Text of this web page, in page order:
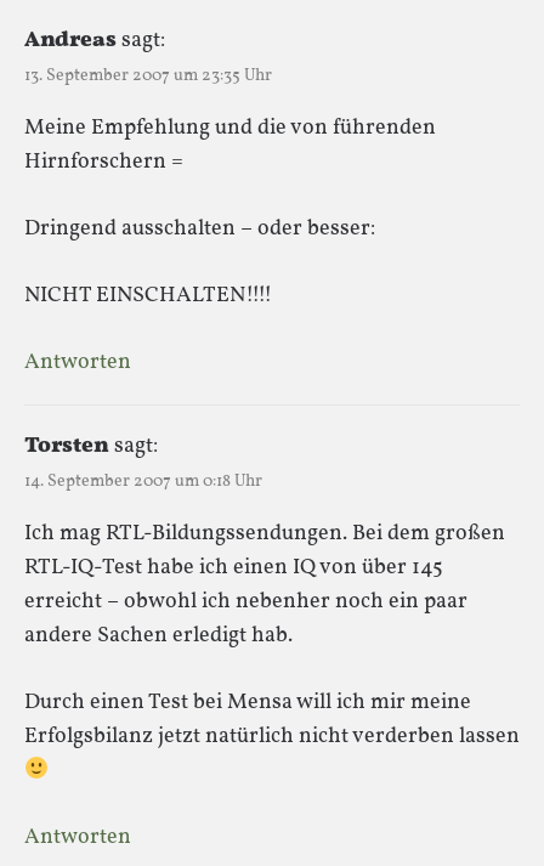
Andreassagt:
13. September 2007 um 23:35 Uhr
Meine Empfehlung und die von führenden
Hirnforschern =
Dringend ausschalten – oder besser:
NICHT EINSCHALTEN!!!!
Antworten
Torstensagt:
14. September 2007 um 0:18 Uhr
Ich mag RTL-Bildungssendungen. Bei dem großen
RTL-IQ-Test habe ich einen IQ von über 145
erreicht – obwohl ich nebenher noch ein paar
andere Sachen erledigt hab.
Durch einen Test bei Mensa will ich mir meine
Erfolgsbilanz jetzt natürlich nicht verderben lassen
Antworten